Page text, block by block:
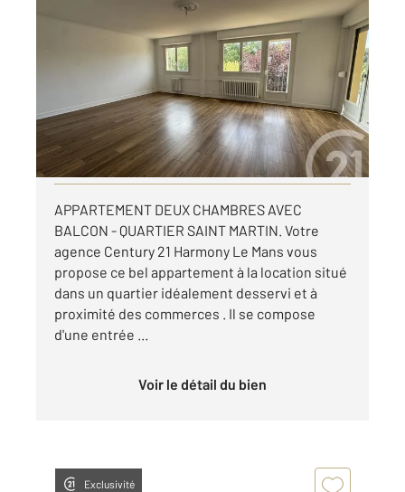
79,74 m , 3 pièces
Appartement T3 à louer
770 €
par mois charges comprises
Visiter le site dédié
APPARTEMENT DEUX CHAMBRES AVEC
BALCON - QUARTIER SAINT MARTIN. Votre
agence Century 21 Harmony Le Mans vous
propose ce bel appartement à la location situé
dans un quartier idéalement desservi et à
proximité des commerces . Il se compose
d'une entrée ...
Voir le détail du bien
Exclusivité